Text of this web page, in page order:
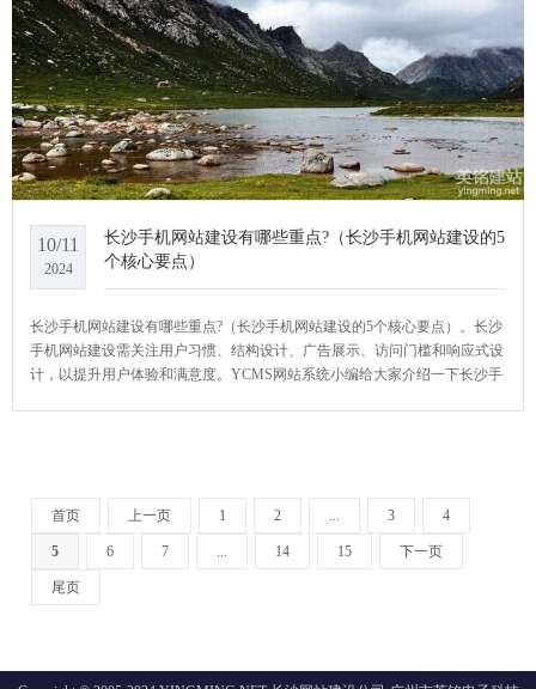
10/11
2024
长沙手机网站建设有哪些重点?（长沙手机网站建设的5
个核心要点）
长沙手机网站建设有哪些重点?（长沙手机网站建设的5个核心要点）。长沙
手机网站建设需关注用户习惯、结构设计、广告展示、访问门槛和响应式设
计，以提升用户体验和满意度。YCMS网站系统小编给大家介绍一下长沙手
首页 上一页 1 2 3 4
5 6 7 14 15 下一页
尾页